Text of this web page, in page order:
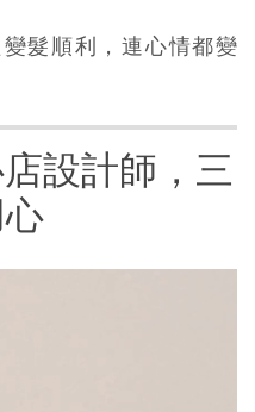
髮順利，連心情都變
設計師，三